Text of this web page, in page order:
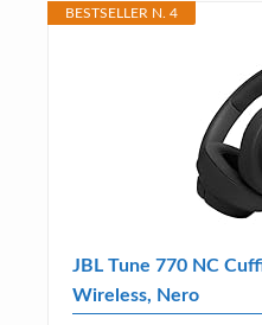
BESTSELLER N. 4
JBL Tune 770 NC
Wireless, Nero